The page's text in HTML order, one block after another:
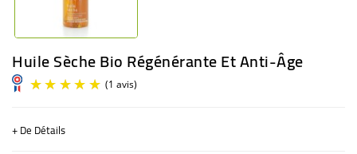
Huile Sèche Bio Régénérante Et Anti-Âge
+ De Détails